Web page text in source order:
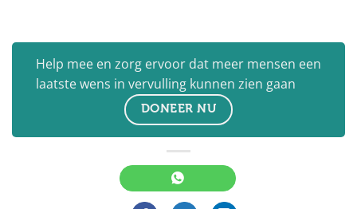
Help mee en zorg ervoor dat meer mensen een
laatste wens in vervulling kunnen zien gaan
DONEER NU